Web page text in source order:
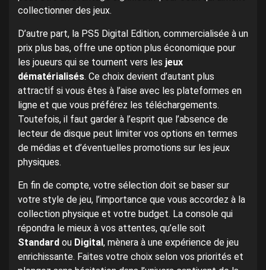
collectionner des jeux.
D’autre part, la PS5 Digital Edition, commercialisée à un
prix plus bas, offre une option plus économique pour
les joueurs qui se tournent vers les jeux
dématérialisés. Ce choix devient d’autant plus
attractif si vous êtes à l’aise avec les plateformes en
ligne et que vous préférez les téléchargements.
Toutefois, il faut garder à l’esprit que l’absence de
lecteur de disque peut limiter vos options en termes
de médias et d’éventuelles promotions sur les jeux
physiques.
En fin de compte, votre sélection doit se baser sur
votre style de jeu, l’importance que vous accordez à la
collection physique et votre budget. La console qui
répondra le mieux à vos attentes, qu’elle soit
Standard ou Digital , mènera à une expérience de jeu
enrichissante. Faites votre choix selon vos priorités et